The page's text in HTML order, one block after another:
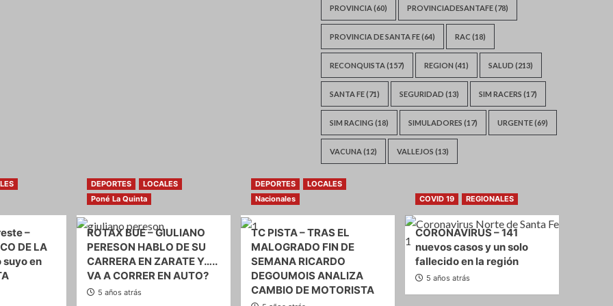
PROVINCIA(60) PROVINCIADESANTAFE(78)
PROVINCIA DE SANTA FE(64) RAC (18)
RECONQUISTA(157) REGION (41) SALUD (213)
SANTA FE(71) SEGURIDAD (13) SIM RACERS (17)
SIM RACING (18) SIMULADORES (17) URGENTE(69)
VACUNA(12) VALLEJOS (13)
–
DE LA
suyo en
DEPORTES
LOCALES
Poné La Quinta
ROTAX BUE – GIULIANO
PERESON HABLO DE SU
CARRERA EN ZARATE Y…..
VA A CORRER EN AUTO?
5 años atrás
DEPORTES
LOCALES
Nacionales
TC PISTA – TRAS EL
MALOGRADO FIN DE
SEMANA RICARDO
DEGOUMOIS ANALIZA
CAMBIO DE MOTORISTA
COVID 19 REGIONALES
CORONAVIRUS – 141
nuevos casos y un solo
fallecido en la región
5 años atrás